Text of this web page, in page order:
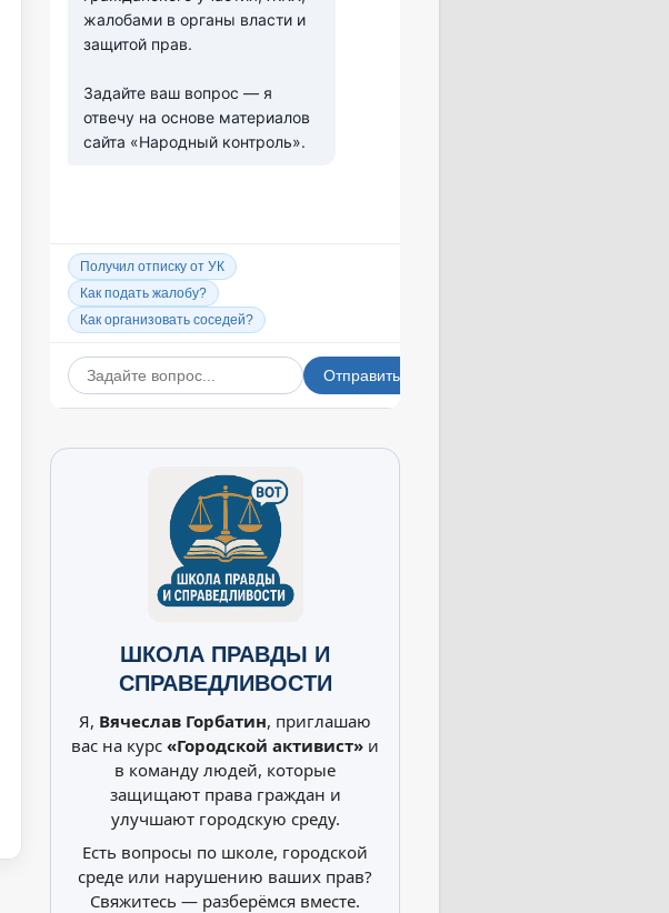
ШКОЛА ПРАВДЫ И
СПРАВЕДЛИВОСТИ
Я, Вячеслав Горбатин, приглашаю
вас на курс «Городской активист» и
в команду людей, которые
защищают права граждан и
улучшают городскую среду.
Есть вопросы по школе, городской
среде или нарушению ваших прав?
Свяжитесь — разберёмся вместе.